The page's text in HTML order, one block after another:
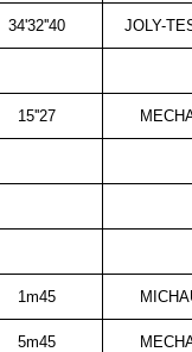
34'32''40 JOLY-
15''27
1m45
5m45